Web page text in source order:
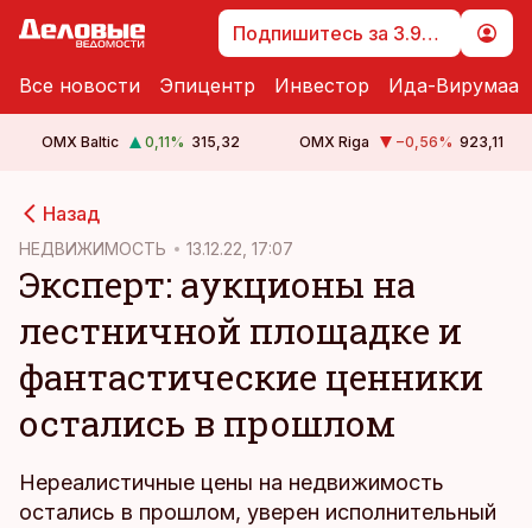
Подпишитесь за 3.99 €
Все новости Эпицентр Инвестор Ида-Вирумаа
OMX Baltic 0,11% 315,32 OMX Riga −0,56% 923,11
Назад
НЕДВИЖИМОСТЬ 13.12.22, 17:07
Эксперт: аукционы на
лестничной площадке и
фантастические ценники
остались в прошлом
Нереалистичные цены на недвижимость
остались в прошлом, уверен исполнительный